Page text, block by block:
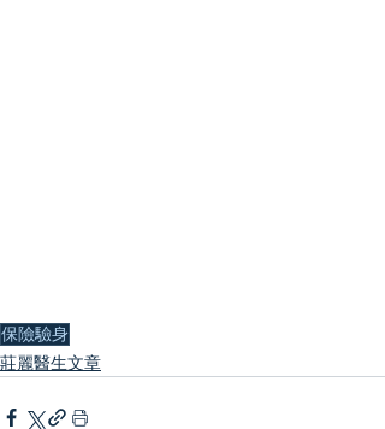
保險驗身
莊麗醫生文章